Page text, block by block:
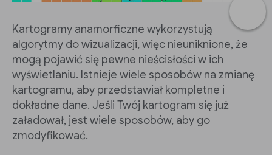
Kartogramy anamorficzne wykorzystują
algorytmy do wizualizacji, więc nieuniknione, że
mogą pojawić się pewne nieścisłości w ich
wyświetlaniu. Istnieje wiele sposobów na zmianę
kartogramu, aby przedstawiał kompletne i
dokładne dane. Jeśli Twój kartogram się już
załadował, jest wiele sposobów, aby go
zmodyfikować.